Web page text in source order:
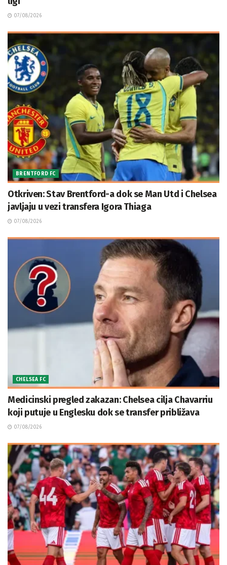
07/08/2026
BRENTFORD FC
Otkriven: Stav Brentford-a dok se Man Utd i Chelsea
javljaju u vezi transfera Igora Thiaga
07/08/2026
CHELSEA FC
Medicinski pregled zakazan: Chelsea cilja Chavarriu
koji putuje u Englesku dok se transfer približava
07/08/2026